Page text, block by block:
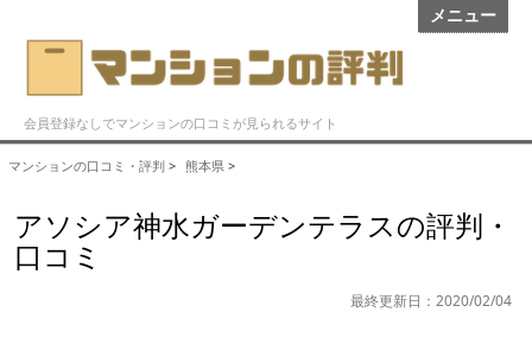
メニュー
会員登録なしでマンションの口コミが見られるサイト
マンションの口コミ・評判 > 熊本県 >
アソシア神水ガーデンテラスの評判・
口コミ
最終更新日：2020/02/04